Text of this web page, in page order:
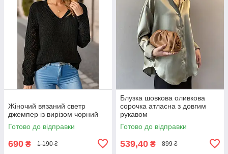
Жіночий вязаний светр
джемпер із вирізом чорний
Готово до відправки
690 ₴ 1 190 ₴
Блузка шовкова оливкова
сорочка атласна з довгим
рукавом
Готово до відправки
539,40 ₴ 899 ₴